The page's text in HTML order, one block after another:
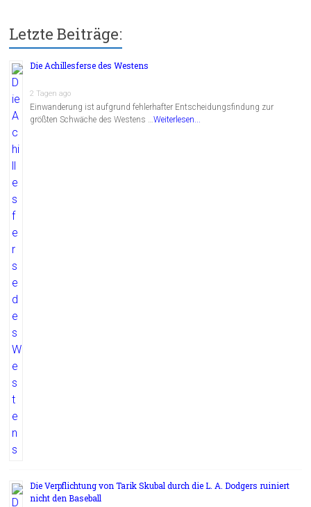
Letzte Beiträge:
Die Achillesferse des Westens
2 Tagen ago
Einwanderung ist aufgrund fehlerhafter Entscheidungsfindung zur
größten Schwäche des Westens …Weiterlesen...
Die Verpflichtung von Tarik Skubal durch die L. A. Dodgers ruiniert
nicht den Baseball